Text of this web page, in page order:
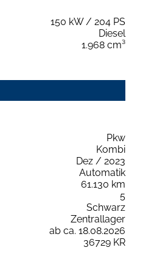
150 kW / 204 PS
Diesel
1.968 cm³
Pkw
Kombi
Dez / 2023
Automatik
61.130 km
5
Schwarz
Zentrallager
ab ca. 18.08.2026
36729 KR